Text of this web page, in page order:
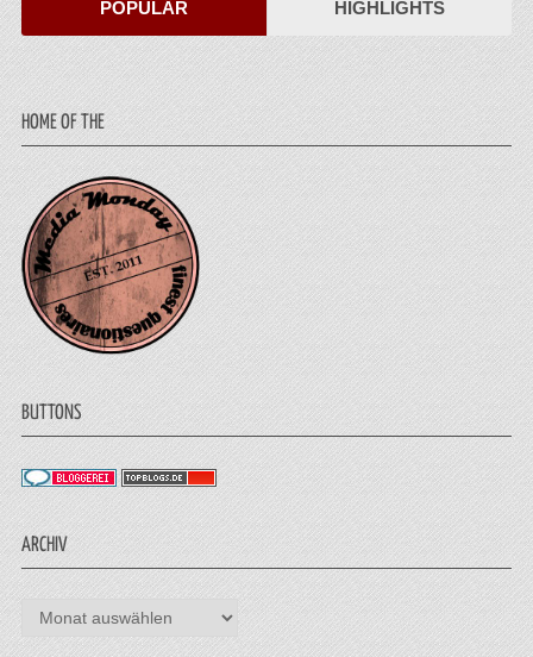
POPULÄR HIGHLIGHTS
HOME OF THE
BUTTONS
ARCHIV
Archiv